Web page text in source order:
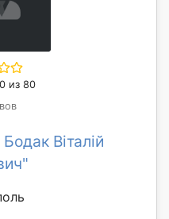
из 80
Віталій